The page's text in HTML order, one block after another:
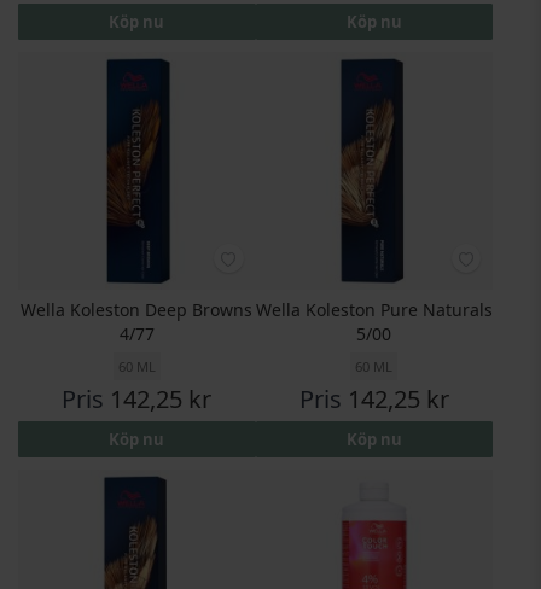
Köp nu Köp nu
Wella Koleston Deep Browns
4/77
60 ML
Pris 142,25 kr
Köp nu
Wella Koleston Pure Naturals
5/00
60 ML
Pris 142,25 kr
Köp nu